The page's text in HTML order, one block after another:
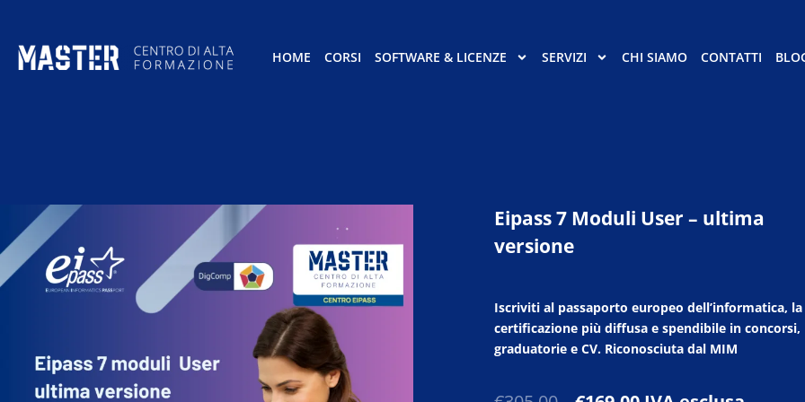
HOME CORSI SOFTWARE & LICENZE SERVIZI CHI SIAMO CONTATTI
Eipass 7 Moduli User – ultima
versione
Iscriviti al passaporto europeo dell’informatica, la
certificazione più diffusa e spendibile in concorsi,
graduatorie e CV. Riconosciuta dal MIM